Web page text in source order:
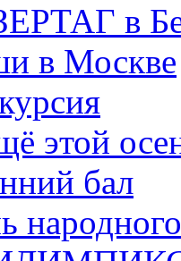
в
в Москве
этой
бал